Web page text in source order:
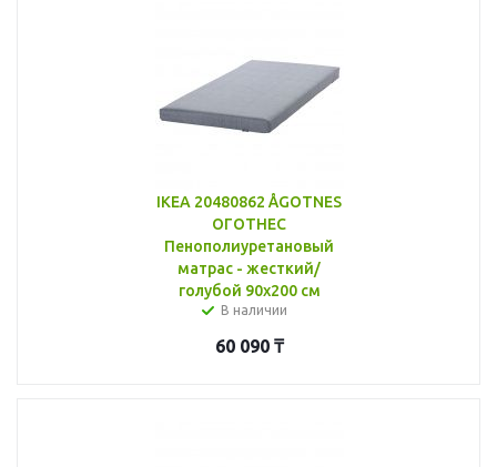
IKEA 20480862 ÅGOTNES
ОГОТНЕС
Пенополиуретановый
матрас - жесткий/
голубой 90x200 см
В наличии
60 090₸